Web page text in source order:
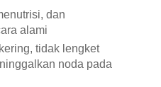
dan
alami
tidak lengket
noda pada